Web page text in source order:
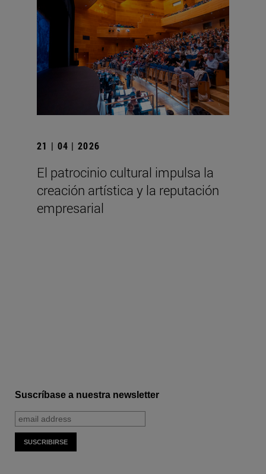
21 | 04 | 2026
El patrocinio cultural impulsa la
creación artística y la reputación
empresarial
Suscríbase a nuestra newsletter